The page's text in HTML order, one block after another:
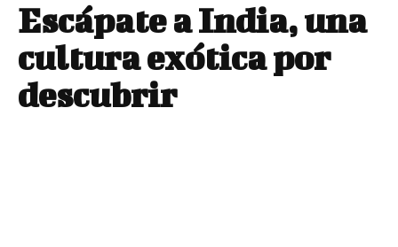
Escápate a India, una
cultura exótica por
descubrir